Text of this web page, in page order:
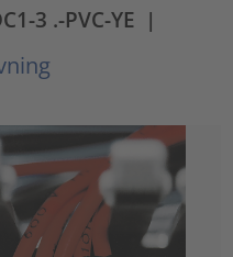
3 .-PVC-YE |